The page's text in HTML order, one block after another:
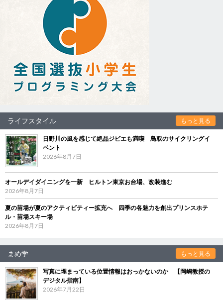
ライフスタイル もっと見る
日野川の風を感じて絶品ジビエも満喫 鳥取のサイクリングイ
ベント
2026年8月7日
オールデイダイニングを一新 ヒルトン東京お台場、改装進む
2026年8月7日
夏の苗場が夏のアクティビティー拡充へ 四季の各魅力を創出プリンスホテ
ル・苗場スキー場
2026年8月7日
まめ学 もっと見る
写真に埋まっている位置情報はおっかないのか 【岡嶋教授の
デジタル指南】
2026年7月22日